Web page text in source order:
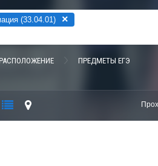
(33.04.01) ×
ПРЕДМЕТЫ ЕГЭ